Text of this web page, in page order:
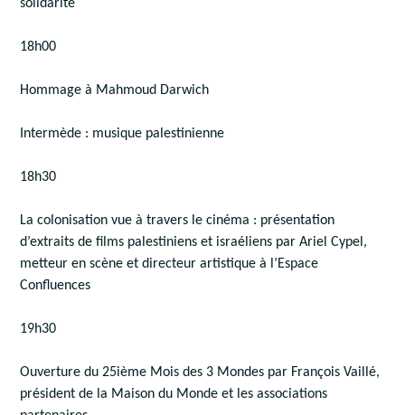
solidarité
18h00
Hommage à Mahmoud Darwich
Intermède : musique palestinienne
18h30
La colonisation vue à travers le cinéma : présentation
d’extraits de films palestiniens et israéliens par Ariel Cypel,
metteur en scène et directeur artistique à l’Espace
Confluences
19h30
Ouverture du 25ième Mois des 3 Mondes par François Vaillé,
président de la Maison du Monde et les associations